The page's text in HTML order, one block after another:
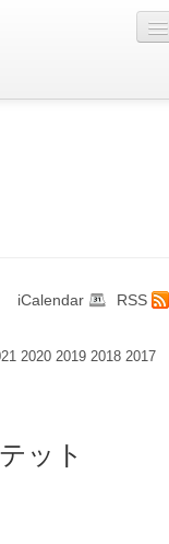
RSS
iCalendar
2020 2019 2018 2017
ット